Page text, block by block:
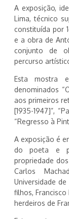
A exposição,
Lima, técnico
constituída por
e a obra de
conjunto de
percurso
Esta mostra
denominados
aos primeiros
[1935-1947]”,
“Regresso à
A exposição é
do poeta e
propriedade
Carlos
Universidade
filhos,
herdeiros de